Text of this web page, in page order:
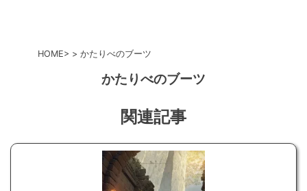
HOME かたりべのブーツ
かたりべのブーツ
関連記事